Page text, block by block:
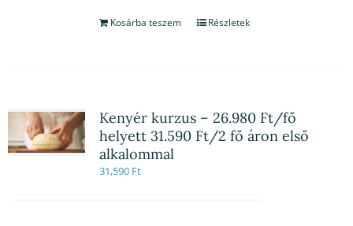
Kosárba teszem Részletek
Kenyér kurzus – 26.980 Ft/fő
helyett 31.590 Ft/2 fő áron első
alkalommal
31,590 Ft